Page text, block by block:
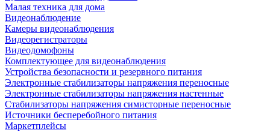
Малая техника для дома
Видеонаблюдение
Камеры видеонаблюдения
Видеорегистраторы
Видеодомофоны
Комплектующее для видеонаблюдения
Устройства безопасности и резервного питания
Электронные стабилизаторы напряжения переносные
Электронные стабилизаторы напряжения настенные
Стабилизаторы напряжения симисторные переносные
Источники бесперебойного питания
Маркетплейсы